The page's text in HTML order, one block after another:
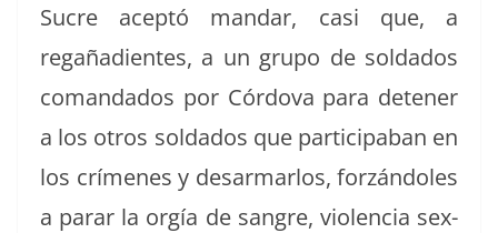
Sucre acep­tó man­dar, casi que, a
regaña­di­entes, a un grupo de sol­da­dos
coman­da­dos por Cór­do­va para deten­er
a los otros sol­da­dos que par­tic­i­pa­ban en
los crímenes y desar­mar­los, forzán­doles
a parar la orgía de san­gre, vio­len­cia sex­